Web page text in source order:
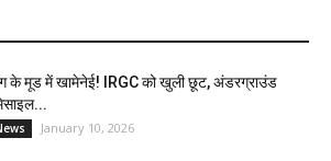
के मूड में खामेनेई! IRGC को खुली छूट, अंडरग्राउंड
January 10, 2026